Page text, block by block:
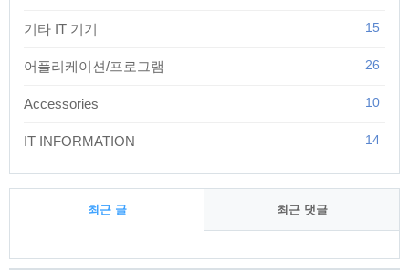
기타 IT 기기 15
어플리케이션/프로그램 26
Accessories 10
IT INFORMATION 14
최근 글 최근 댓글
최